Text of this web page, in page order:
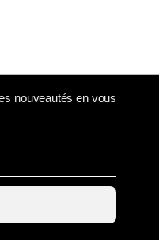
nouveautés en vous